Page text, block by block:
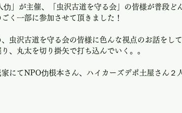
」が主催、「虫沢古道を守る会」の皆様が普段ど
く一部に参加させて頂きました！
虫沢古道を守る会の皆様に色んな視点のお話をし
、丸太を切り掛矢で打ち込んでいく。。
にてNPO仂根本さん、ハイカーズデポ土屋さん２